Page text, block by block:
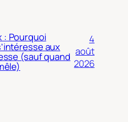
: Pourquoi
aux
(sauf quand
4
août
2026